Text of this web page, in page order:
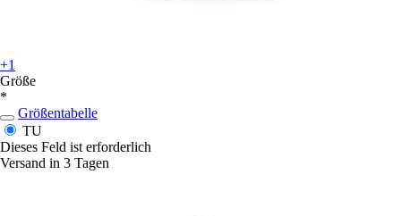
+1
Größe
*
Größentabelle
TU
Dieses Feld ist erforderlich
Versand in 3 Tagen